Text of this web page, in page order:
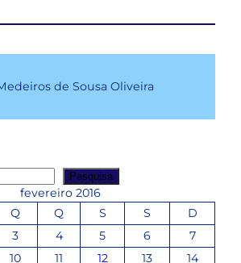
de Sousa Oliveira
Pesquisa
fevereiro 2016
Q Q S S
D
3 4 5 6
7
10 11 12 13
14